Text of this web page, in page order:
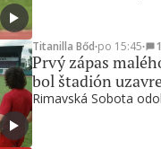
Rimavská Sobota
Prvý zápas
bol štadión
Titanilla Bőd∙po 15:45∙ 1